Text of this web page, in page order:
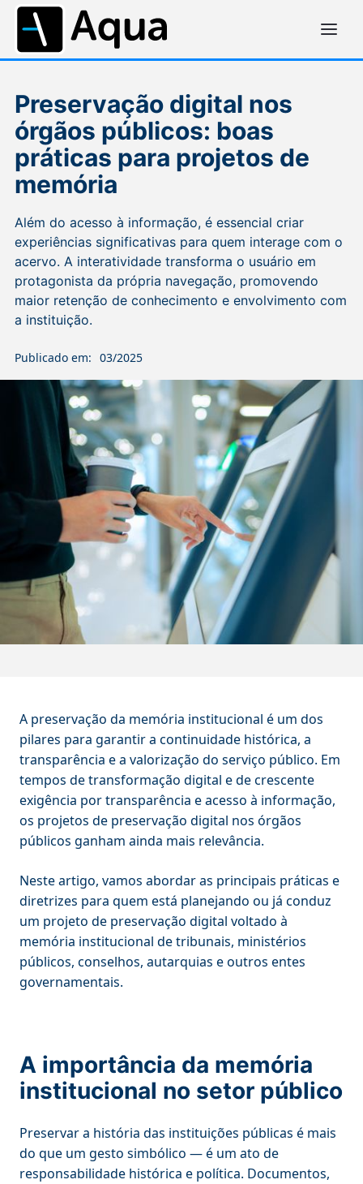
Preservação digital nos
órgãos públicos: boas
práticas para projetos de
memória
Além do acesso à informação, é essencial criar
experiências significativas para quem interage com o
acervo. A interatividade transforma o usuário em
protagonista da própria navegação, promovendo
maior retenção de conhecimento e envolvimento com
a instituição.
Publicado em: 03/2025
A preservação da memória institucional é um dos
pilares para garantir a continuidade histórica, a
transparência e a valorização do serviço público. Em
tempos de transformação digital e de crescente
exigência por transparência e acesso à informação,
os projetos de preservação digital nos órgãos
públicos ganham ainda mais relevância.
Neste artigo, vamos abordar as principais práticas e
diretrizes para quem está planejando ou já conduz
um projeto de preservação digital voltado à
memória institucional de tribunais, ministérios
públicos, conselhos, autarquias e outros entes
governamentais.
A importância da memória
institucional no setor público
Preservar a história das instituições públicas é mais
do que um gesto simbólico — é um ato de
responsabilidade histórica e política. Documentos,